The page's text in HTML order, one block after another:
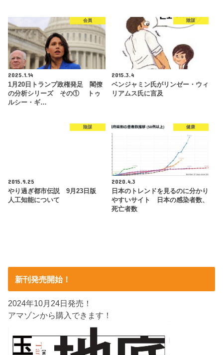
会員
2025.1.14
1月20日トランプ政権発足 閣僚
の分析シリーズ その① トゥ
ルシー・ギ…
陰謀
2015.3.4
ベンジャミン氏がリンゼー・ウィ
リアムス氏に言及
陰謀
2015.9.25
やり過ぎ都市伝説 9月23日版
人工知能について
健康
2020.4.3
日本のトレンドを見るのに分かり
やすいサイト 日本の感染者数、
死亡者数
新刊発売開始！
2024年10月24日発売！
アマゾンから購入できます！